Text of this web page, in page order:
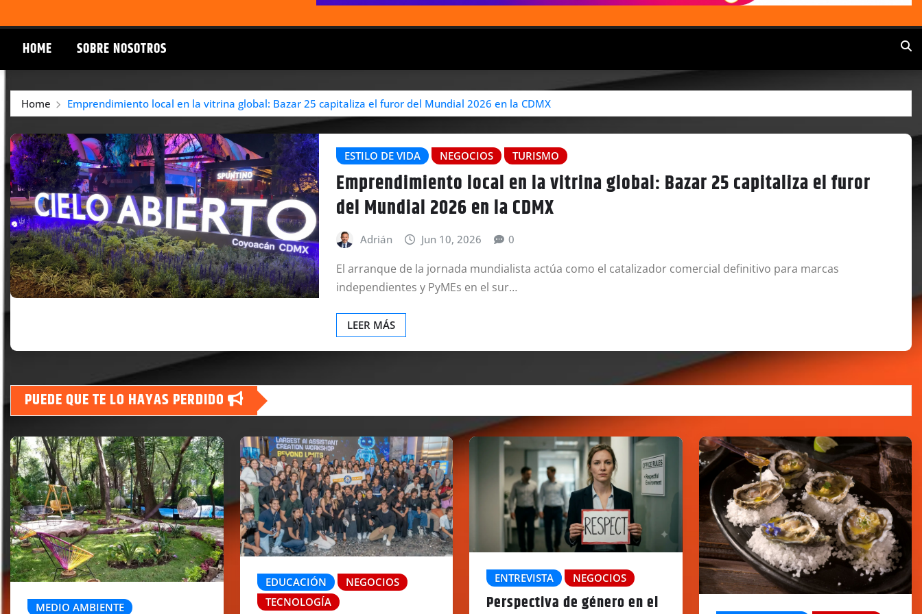
HOME SOBRE NOSOTROS
Home Emprendimiento local en la vitrina global: Bazar 25 capitaliza el furor del Mundial 2026 en la CDMX
ESTILO DE VIDA NEGOCIOS TURISMO
Emprendimiento local en la vitrina global: Bazar 25 capitaliza el furor
del Mundial 2026 en la CDMX
Adrián Jun 10, 2026 0
El arranque de la jornada mundialista actúa como el catalizador comercial definitivo para marcas
independientes y PyMEs en el sur…
LEER MÁS
PUEDE QUE TE LO HAYAS PERDIDO
MEDIO AMBIENTE
EDUCACIÓN
NEGOCIOS
TECNOLOGÍA
ENTREVISTA NEGOCIOS
Perspectiva de género en el